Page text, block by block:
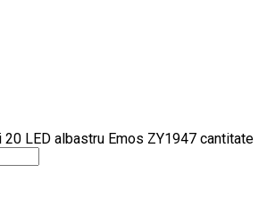
LED albastru Emos ZY1947 cantitate